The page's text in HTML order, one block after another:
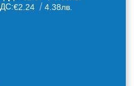
€2.24 4.38лв.